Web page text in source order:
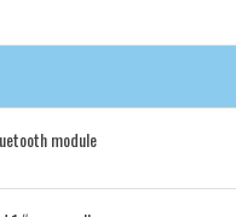
module